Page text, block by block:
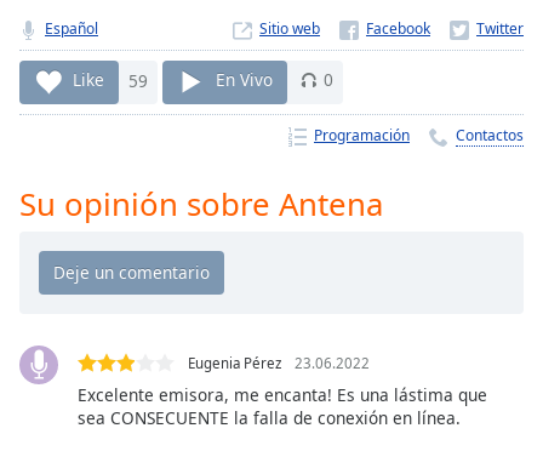
currently
behind
liveLIVE
Remaining
Time-
Chapters
Descriptions
descriptions
Español Sitio web
Like 59 En Vivo 0
Programación Contactos
Su opinión sobre Antena
Eugenia Pérez 23.06.2022
Excelente emisora, me encanta! Es una lástima que
sea CONSECUENTE la falla de conexión en línea.